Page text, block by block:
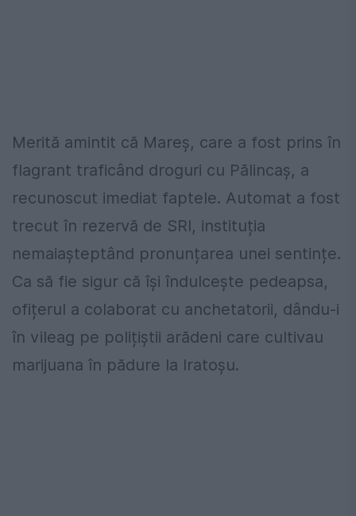
Merită amintit că Mareș, care a fost prins în
flagrant traficând droguri cu Pălincaș, a
recunoscut imediat faptele. Automat a fost
trecut în rezervă de SRI, instituția
nemaiașteptând pronunțarea unei sentințe.
Ca să fie sigur că își îndulcește pedeapsa,
ofițerul a colaborat cu anchetatorii, dându-i
în vileag pe polițiștii arădeni care cultivau
marijuana în pădure la Iratoșu.